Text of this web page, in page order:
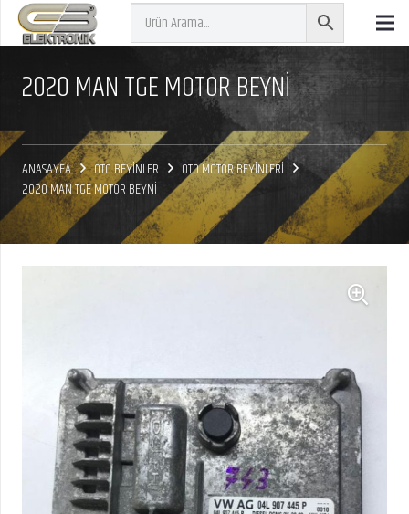
2020 MAN TGE MOTOR BEYNİ
ANASAYFA OTO BEYİNLER
OTO MOTOR BEYİNLERİ
2020 MAN TGE MOTOR BEYNİ